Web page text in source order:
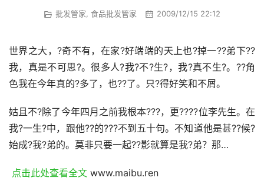
批发管家, 食品批发管家 2009/12/15 22:12
世界之大，?奇不有，在家?好端端的天上也?掉一??弟下??
我，真是不可思?。很多人?我?不?生?，我?真不生?。??角
色我在今年真的?多了，也??了。只?得好笑和不屑。
姑且不?除了今年四月之前我根本???，更????位李先生。在
我?一生?中，跟他??的???不到五十句。不知道他是甚??候?
始成?我?弟的。莫非只要一起??影就算是我?弟？那…
点击此处查看全文 www.maibu.ren